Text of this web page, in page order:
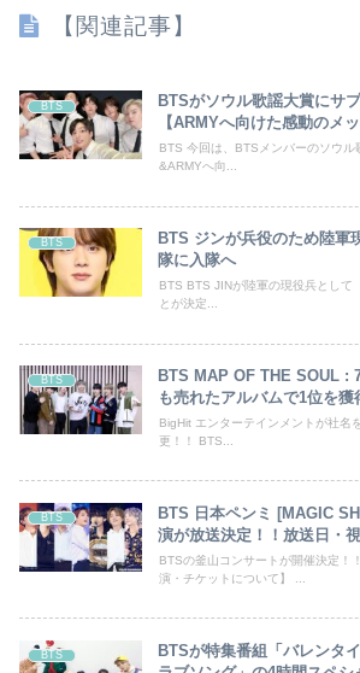
【関連記事】
BTS
BTSがソウル歌謡大賞にサ
【ARMYへ向けた感動のメ
BTS 今回は、BTSメンバーのソウ
&ARMYへ向...
BTS
BTS ジンが兵役のため陸軍
隊に入隊へ
BTS BTS JINが陸軍の現役兵として
とが決定...
BTS
BTS MAP OF THE SOUL :
も売れたアルバムで1位を獲
BigHit エンターテインメントが社名
更！！ BTS...
BTS
BTS 日本ペンミ [MAGIC
演が放送決定！！放送日・
BTSの釜山コンサートが開催決定！
演・チケットについて】 ...
BTS
BTSが特集番組「バレンタ